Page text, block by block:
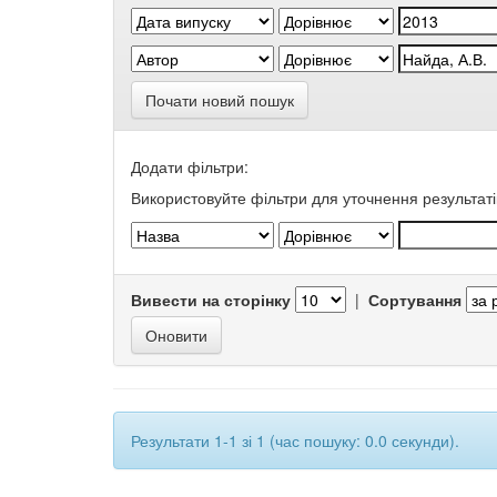
Почати новий пошук
Додати фільтри:
Використовуйте фільтри для уточнення
Вивести на сторінку | Сортування
Результати 1-1 зі 1 (час пошуку: 0.0 секунди).